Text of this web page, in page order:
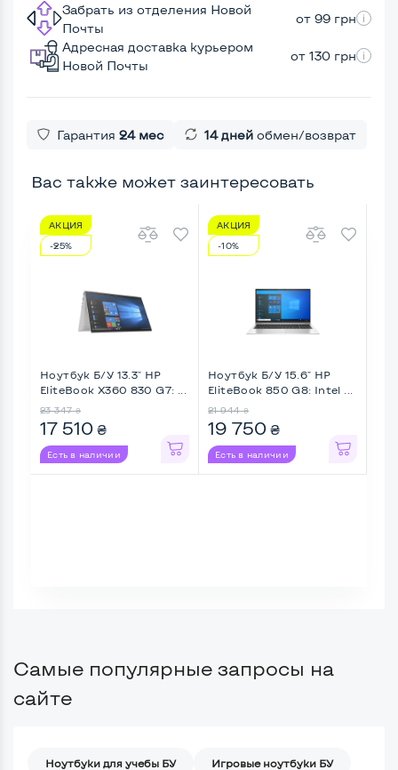
Забрать из отделения Новой
Почты
от 99 грн
Адресная доставка курьером
Новой Почты
от 130 грн
Гарантия 24 мес 14 дней обмен/возврат
Вас также может заинтересовать
АКЦИЯ
-25%
Ноутбук Б/У 13.3" HP
EliteBook X360 830 G7: ...
23 347 ₴
17 510 ₴
Есть в наличии
АКЦИЯ
-10%
Ноутбук Б/У 15.6" HP
EliteBook 850 G8: Intel ...
21 944 ₴
19 750 ₴
Есть в наличии
Самые популярные запросы на
сайте
Ноутбуки для учебы БУ Игровые ноутбуки БУ